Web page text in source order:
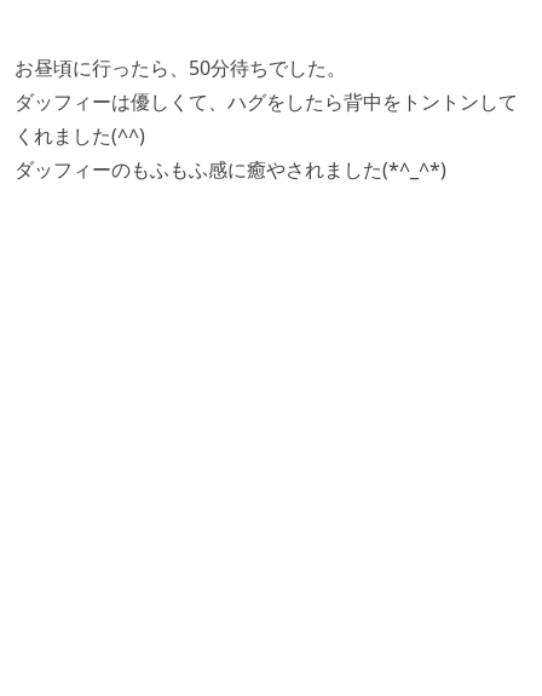
お昼頃に行ったら、50分待ちでした。
ダッフィーは優しくて、ハグをしたら背中をトントンして
くれました(^^)
ダッフィーのもふもふ感に癒やされました(*^_^*)